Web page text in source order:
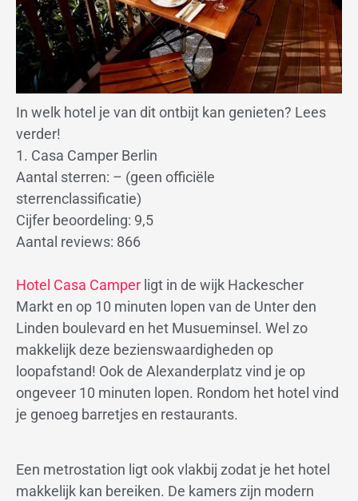
In welk hotel je van dit ontbijt kan genieten? Lees
verder!
1. Casa Camper Berlin
Aantal sterren: – (geen officiële
sterrenclassificatie)
Cijfer beoordeling: 9,5
Aantal reviews: 866
Hotel Casa Camper ligt in de wijk Hackescher
Markt en op 10 minuten lopen van de Unter den
Linden boulevard en het Musueminsel. Wel zo
makkelijk deze bezienswaardigheden op
loopafstand! Ook de Alexanderplatz vind je op
ongeveer 10 minuten lopen. Rondom het hotel vind
je genoeg barretjes en restaurants.
Een metrostation ligt ook vlakbij zodat je het hotel
makkelijk kan bereiken. De kamers zijn modern